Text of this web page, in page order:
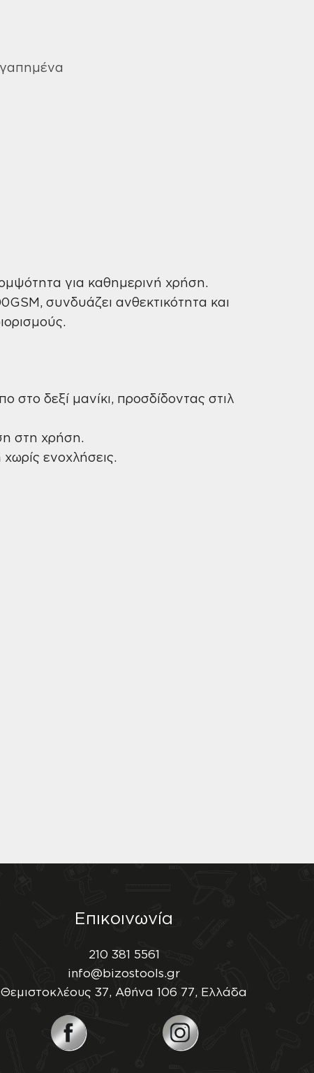
για καθημερινή χρήση.
συνδυάζει ανθεκτικότητα και
δεξί μανίκι, προσδίδοντας στιλ
στη χρήση.
ενοχλήσεις.
Επικοινωνία
210 381 5561
info@bizostools.gr
Θεμιστοκλέους 37, Αθήνα 106 77, Ελλάδα